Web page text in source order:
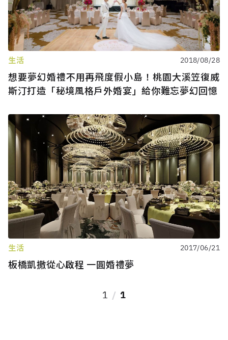
生活 2018/08/28
想要夢幻婚禮不用再飛度假小島！桃園大溪笠復威
斯汀打造「秘境風格戶外婚宴」給你難忘夢幻回憶
生活 2017/06/21
板橋凱撒從心啟程 一圓婚禮夢
1 1